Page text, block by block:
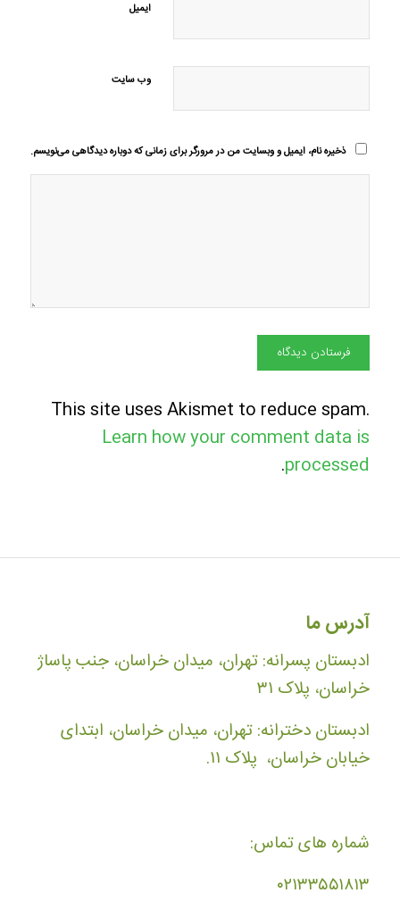
ایمیل
وب‌ سایت
ذخیره نام، ایمیل و وبسایت من در مرورگر برای زمانی که دوباره دیدگاهی می‌نویسم.
This site uses Akismet to reduce spam.
Learn how your comment data is
processed
.
آدرس ما
ادبستان پسرانه: تهران، میدان خراسان، جنب پاساژ
خراسان، پلاک ۳۱
ادبستان دخترانه: تهران، میدان خراسان، ابتدای
خیابان خراسان، پلاک ۱۱.
شماره های تماس:
۰۲۱۳۳۵۵۱۸۱۳